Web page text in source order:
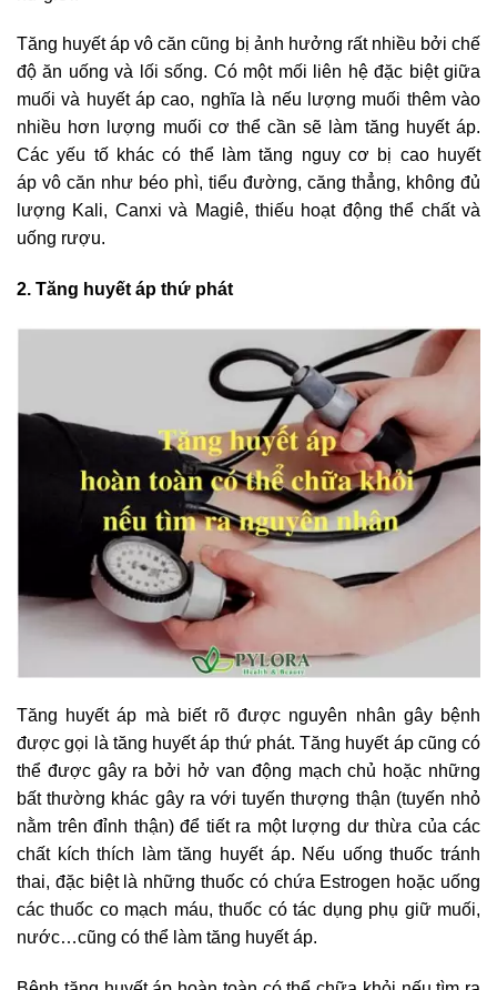
Tăng huyết áp vô căn cũng bị ảnh hưởng rất nhiều bởi chế
độ ăn uống và lối sống. Có một mối liên hệ đặc biệt giữa
muối và huyết áp cao, nghĩa là nếu lượng muối thêm vào
nhiều hơn lượng muối cơ thể cần sẽ làm tăng huyết áp.
Các yếu tố khác có thể làm tăng nguy cơ bị cao huyết
áp vô căn như béo phì, tiểu đường, căng thẳng, không đủ
lượng Kali, Canxi và Magiê, thiếu hoạt động thể chất và
uống rượu.
2. Tăng huyết áp thứ phát
Tăng huyết áp mà biết rõ được nguyên nhân gây bệnh
được gọi là tăng huyết áp thứ phát. Tăng huyết áp cũng có
thể được gây ra bởi hở van động mạch chủ hoặc những
bất thường khác gây ra với tuyến thượng thận (tuyến nhỏ
nằm trên đỉnh thận) để tiết ra một lượng dư thừa của các
chất kích thích làm tăng huyết áp. Nếu uống thuốc tránh
thai, đặc biệt là những thuốc có chứa Estrogen hoặc uống
các thuốc co mạch máu, thuốc có tác dụng phụ giữ muối,
nước…cũng có thể làm tăng huyết áp.